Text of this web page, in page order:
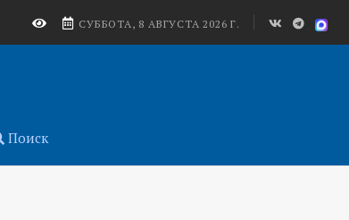
СУББОТА, 8 АВГУСТА 2026 Г.
Поиск